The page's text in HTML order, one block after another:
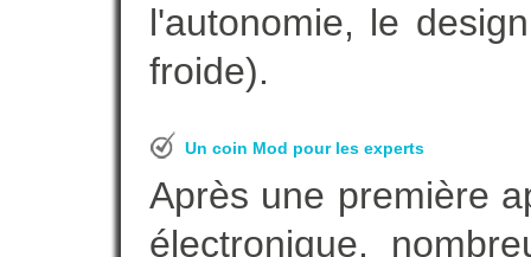
l'autonomie, le
froide).
Un coin Mod pour les experts
Après une première
électronique,